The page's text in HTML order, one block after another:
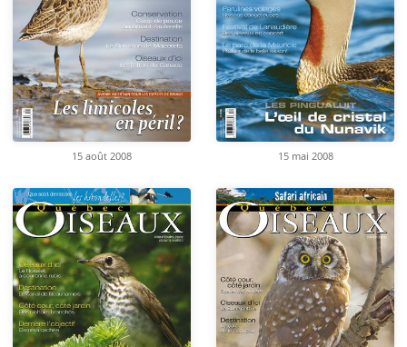
15 août 2008 15 mai 2008